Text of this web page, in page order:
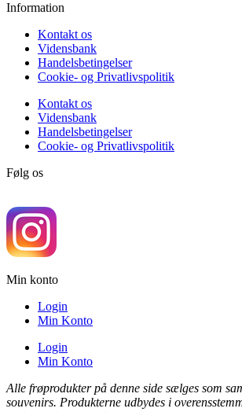
Information
Kontakt os
Vidensbank
Handelsbetingelser
Cookie- og Privatlivspolitik
Kontakt os
Vidensbank
Handelsbetingelser
Cookie- og Privatlivspolitik
Følg os
Min konto
Login
Min Konto
Login
Min Konto
Alle frøprodukter på denne side sælges som
souvenirs. Produkterne udbydes i